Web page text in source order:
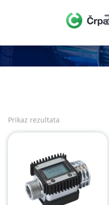
Prikaz rezultata